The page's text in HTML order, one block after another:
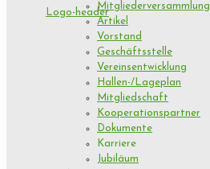
Mitgliederversammlung
Artikel
Vorstand
Geschäftsstelle
Vereinsentwicklung
Hallen-/Lageplan
Mitgliedschaft
Kooperationspartner
Dokumente
Karriere
Jubiläum